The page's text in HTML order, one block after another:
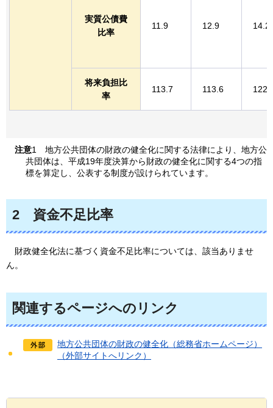
実質公債費
比率
11.9 12.9 14.2
将来負担比
率
113.7 113.6
注意1 地方公共団体の財政の健全化に関する法律により、地方公
共団体は、平成19年度決算から財政の健全化に関する4つの指
標を算定し、公表する制度が設けられています。
2 資金不足比率
財政健全化法に基づく 資金不足比率については、該当ありませ
ん。
関連するページへのリンク
地方公共団体の財政の健全化（総務省ホームページ）
（外部サイトへリンク）